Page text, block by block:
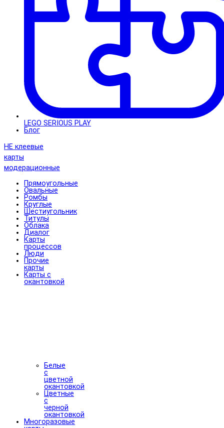
LEGO SERIOUS PLAY
Блог
НЕ клеевые
карты
модерационные
Прямоугольные
Овальные
Ромбы
Круглые
Шестиугольник
Титулы
Облака
Диалог
Карты
процессов
Люди
Прочие
карты
Карты с
окантовкой
Белые
с
цветной
окантовкой
Цветные
с
черной
окантовкой
Многоразовые